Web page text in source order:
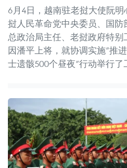
6月4日，越南驻老挝大使阮
挝人民革命党中央委员、国
总政治局主任、老挝政府特别
因潘平上将，就协调实施“推
士遗骸500个昼夜”行动举行了